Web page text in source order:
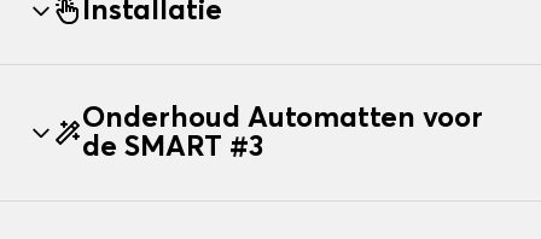
Installatie
Onderhoud Automatten voor
de SMART #3